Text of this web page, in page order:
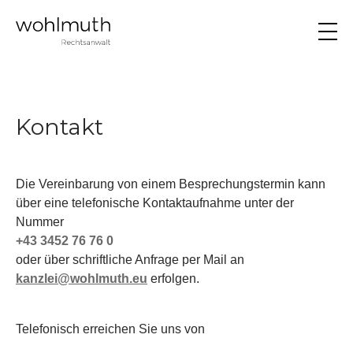
Kontakt
Die Vereinbarung von einem Besprechungstermin kann
über eine telefonische Kontaktaufnahme unter der
Nummer
+43 3452 76 76 0
oder über schriftliche Anfrage per Mail an
kanzlei@wohlmuth.eu erfolgen.
Telefonisch erreichen Sie uns von